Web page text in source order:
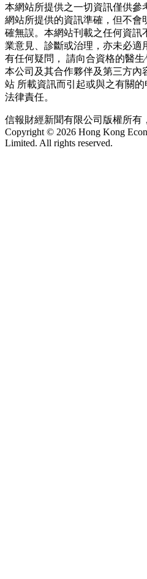
本網站所提供之一切資訊僅供參
網站所提供的資訊準確，但不會
確無誤。本網站刊載之任何資訊
業意見、診斷或治理，亦未必適
有任何疑問， 請向合資格的醫生
本公司及其合作夥伴及第三方內
站 所載資訊而引起或與之有關
法律責任。
信報財經新聞有限公司版權所有
Copyright © 2026 Hong Kong
Limited. All rights reserved.